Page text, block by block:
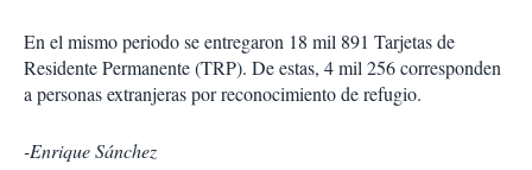
En el mismo periodo se entregaron 18 mil 891 Tarjetas de
Residente Permanente (TRP). De estas, 4 mil 256 corresponden
a personas extranjeras por reconocimiento de refugio.
-Enrique Sánchez